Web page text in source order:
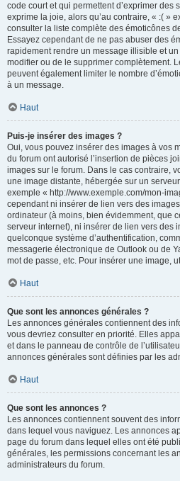
code court et qui permettent d’exprimer des
exprime la joie, alors qu’au contraire, « :( »
consulter la liste complète des émoticônes
Essayez cependant de ne pas abuser des
rapidement rendre un message illisible et
modifier ou de le supprimer complètement.
peuvent également limiter le nombre
à un message.
Haut
Puis-je insérer des images ?
Oui, vous pouvez insérer des images à vos
du forum ont autorisé l’insertion de pièces
images sur le forum. Dans le cas contraire,
une image distante, hébergée sur un
exemple « http://www.exemple.com/mon-
cependant ni insérer de lien vers des
ordinateur (à moins, bien évidemment, que
serveur internet), ni insérer de lien vers des
quelconque système d’authentification,
messagerie électronique de Outlook ou de
mot de passe, etc. Pour insérer une image,
Haut
Que sont les annonces générales ?
Les annonces générales contiennent des
vous devriez consulter en priorité. Elles
et dans le panneau de contrôle de
annonces générales sont définies par les
Haut
Que sont les annonces ?
Les annonces contiennent souvent des
dans lequel vous naviguez. Les annonces
page du forum dans lequel elles ont été
générales, les permissions concernant les
administrateurs du forum.